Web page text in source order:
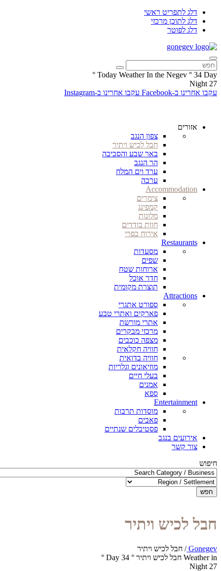
דלג לתפריט ראשי
דלג לתוכן מרכזי
דלג לפוטר
Today Weather In the Negev ° 34 Day
°
27
Night
עקבו אחרינו ב-Facebook
עקבו אחרינו ב-Instagram
אזורים
צפון הנגב
חבל לכיש ויתיר
באר שבע והסביבה
הר הנגב
ערד וים המלח
ערבה
Accommodation
צימרים
קמפינג
מלונות
חוות בודדים
אירוח כפרי
Restaurants
מסעדות
שפים
ארוחות שטח
חדר אוכל
תוצרת מקומית
Attractions
ספורט אתגרי
פארקים ואתרי טבע
אתרי מורשת
מרכזי מבקרים
מצפה כוכבים
חוויה חקלאית
חוויה בדואית
מוזיאונים וגלריות
בעלי חיים
אמנים
ספא
Entertainment
מוסדות תרבות
פאבים
פסטיבלים שנתיים
אירועים בנגב
צור קשר
חיפוש
חפש
חבל לכיש ויתיר
Gonegev
/ חבל לכיש ויתיר
Weather in חבל לכיש ויתיר
°
34
Day
°
27
Night